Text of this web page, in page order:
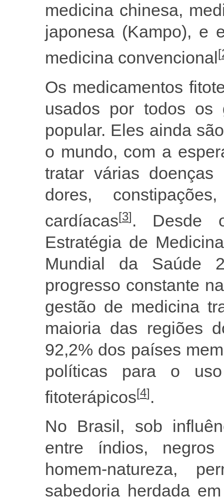
medicina chinesa,
japonesa (Kampo), e
medicina convencional [
Os medicamentos
usados por todos os
popular. Eles ainda
o mundo, com a
tratar várias
dores,
cardíacas[3]. Desde
Estratégia de
Mundial da Saúde
progresso constante
gestão de medicina
maioria das regiões
92,2% dos países
políticas para o
fitoterápicos[4].
No Brasil, sob
entre índios,
homem-natureza,
sabedoria herdada